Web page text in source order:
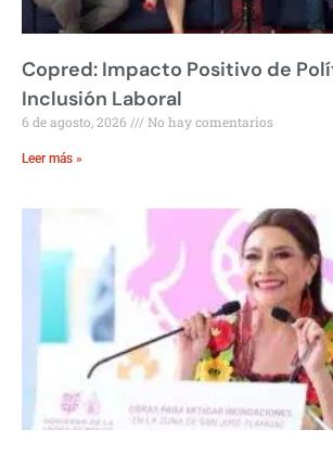
Copred: Impacto Positivo de
Inclusión Laboral
6 de agosto, 2026 No hay comentarios
Leer más »